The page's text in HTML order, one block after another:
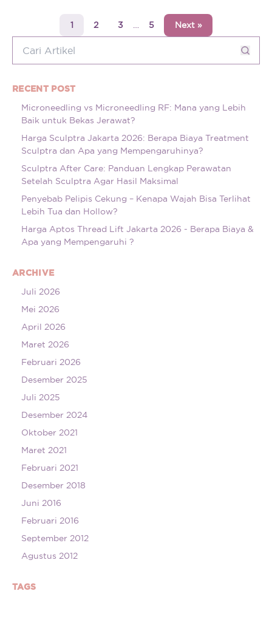
1 2 3 … 5 Next »
RECENT POST
Microneedling vs Microneedling RF: Mana yang Lebih
Baik untuk Bekas Jerawat?
Harga Sculptra Jakarta 2026: Berapa Biaya Treatment
Sculptra dan Apa yang Mempengaruhinya?
Sculptra After Care: Panduan Lengkap Perawatan
Setelah Sculptra Agar Hasil Maksimal
Penyebab Pelipis Cekung – Kenapa Wajah Bisa Terlihat
Lebih Tua dan Hollow?
Harga Aptos Thread Lift Jakarta 2026 - Berapa Biaya &
Apa yang Mempengaruhi ?
ARCHIVE
Juli 2026
Mei 2026
April 2026
Maret 2026
Februari 2026
Desember 2025
Juli 2025
Desember 2024
Oktober 2021
Maret 2021
Februari 2021
Desember 2018
Juni 2016
Februari 2016
September 2012
Agustus 2012
TAGS